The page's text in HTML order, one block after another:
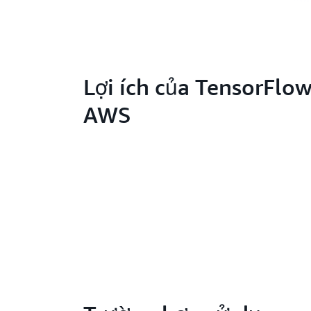
Lợi ích của
AWS